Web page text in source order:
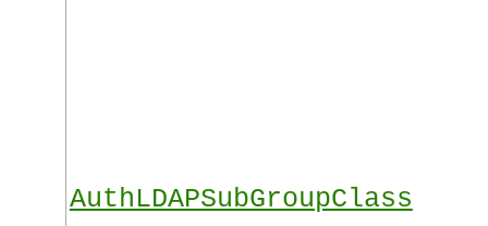
AuthLDAPSubGroupClass